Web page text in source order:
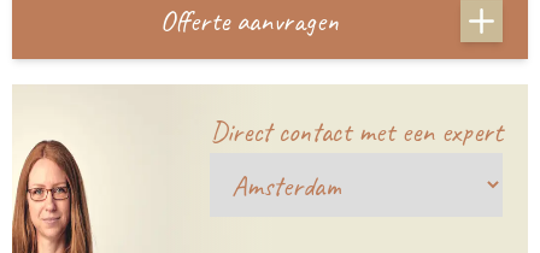
Offerte aanvragen
Direct contact met een expert